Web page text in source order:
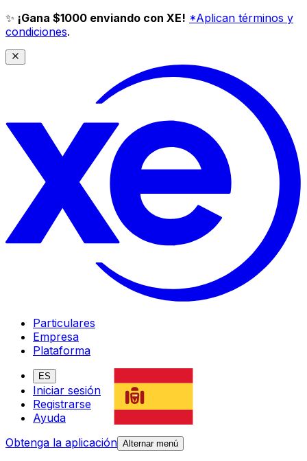
✨ ¡Gana $1000 enviando con XE! *Aplican términos y
condiciones.
Particulares
Empresa
Plataforma
ES
Iniciar sesión
Registrarse
Ayuda
Obtenga la aplicación Alternar menú